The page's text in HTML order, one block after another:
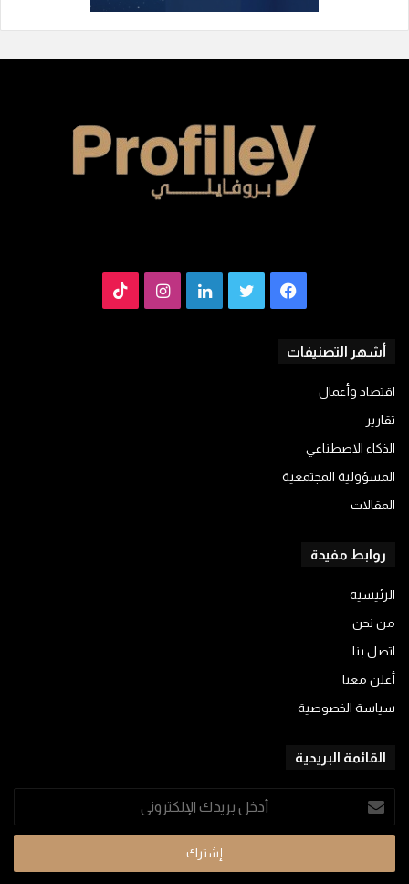
فيسبوكتويتر لينكدإن انستقرام
أشهر التصنيفات
اقتصاد وأعمال
تقارير
الذكاء الاصطناعي
المسؤولية المجتمعية
المقالات
روابط مفيدة
الرئيسية
من نحن
اتصل بنا
أعلن معنا
سياسة الخصوصية
القائمة البريدية
أدخل
بريدك
الإلكتروني